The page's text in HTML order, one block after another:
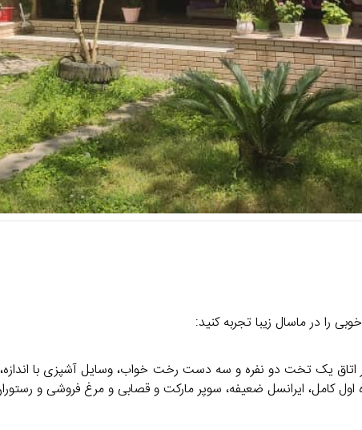
را در ماسال زیبا تجربه کنید:
اول کامل، ایرانسل ضعیفه، سوپر مارکت و قصابی و مرغ فروشی و